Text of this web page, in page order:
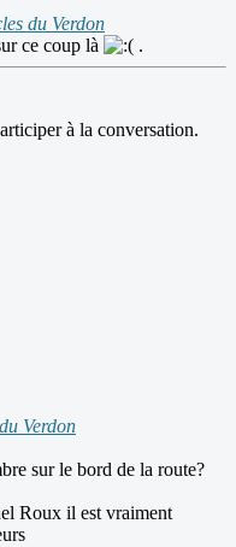
du Verdon
ce coup là
.
à la conversation.
Verdon
sur le bord de la route?
Roux il est vraiment